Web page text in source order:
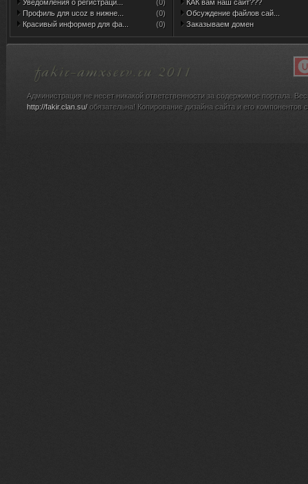
Уведомления о регистраци...
(0)
Профиль для ucoz в нижне...
(0)
Красивый информер для фа...
(0)
КАК вам наш сайт???
Обсуждение файлов сай...
Заказываем домен
Администрация не несет никакой ответственности за содержимое портала.
http://fakir.clan.su/обязательна! Копирование дизайна сайта и его